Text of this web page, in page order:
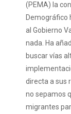
(PEMA) la
Demográfico
al Gobierno
nada. Ha
buscar vías
directa a sus
no sepamos
migrantes